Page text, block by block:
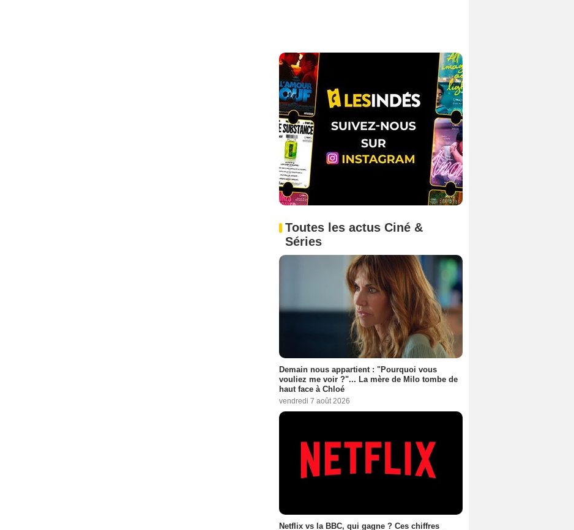
Toutes les actus Ciné &
Séries
Demain nous appartient : "Pourquoi vous
vouliez me voir ?"... La mère de Milo tombe de
haut face à Chloé
vendredi 7 août 2026
Netflix vs la BBC, qui gagne ? Ces chiffres